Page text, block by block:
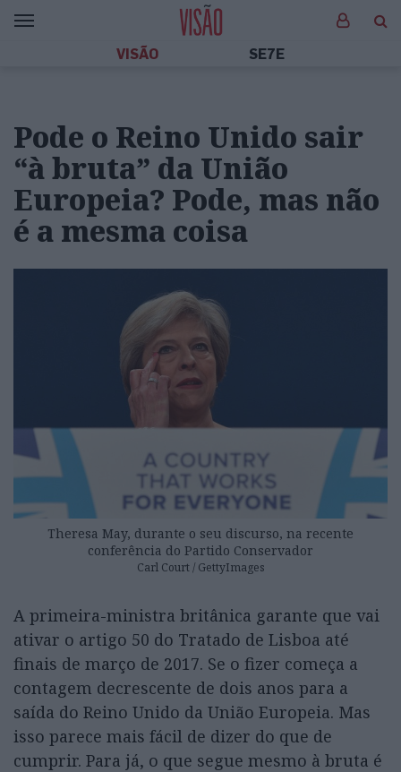
VISÃO SE7E
Pode o Reino Unido sair
“à bruta” da União
Europeia? Pode, mas não
é a mesma coisa
Theresa May, durante o seu discurso, na recente
conferência do Partido Conservador
Carl Court / GettyImages
A primeira-ministra britânica garante que vai
ativar o artigo 50 do Tratado de Lisboa até
finais de março de 2017. Se o fizer começa a
contagem decrescente de dois anos para a
saída do Reino Unido da União Europeia. Mas
isso parece mais fácil de dizer do que de
cumprir. Para já, o que segue mesmo à bruta é